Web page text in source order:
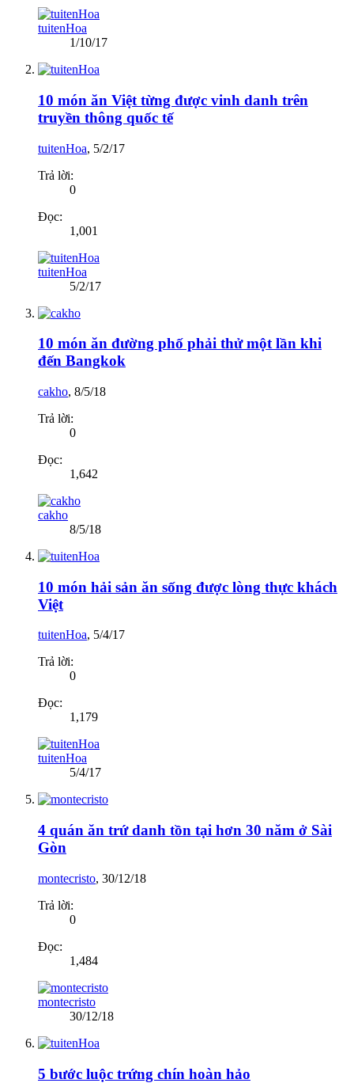
tuitenHoa
1/10/17
10 món ăn Việt từng được vinh danh trên
truyền thông quốc tế
tuitenHoa, 5/2/17
Trả lời:
0
Đọc:
1,001
tuitenHoa
5/2/17
10 món ăn đường phố phải thử một lần khi
đến Bangkok
cakho, 8/5/18
Trả lời:
0
Đọc:
1,642
cakho
8/5/18
10 món hải sản ăn sống được lòng thực khách
Việt
tuitenHoa, 5/4/17
Trả lời:
0
Đọc:
1,179
tuitenHoa
5/4/17
4 quán ăn trứ danh tồn tại hơn 30 năm ở Sài
Gòn
montecristo, 30/12/18
Trả lời:
0
Đọc:
1,484
montecristo
30/12/18
5 bước luộc trứng chín hoàn hảo